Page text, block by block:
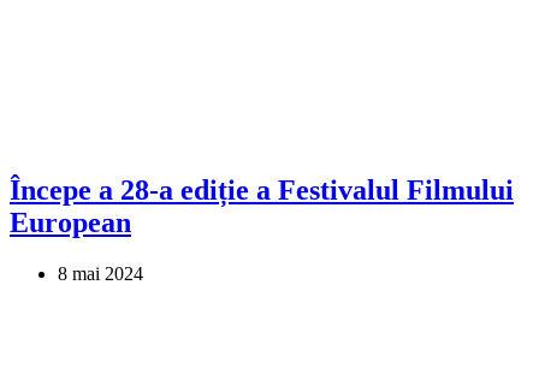
Începe a 28-a ediție a Festivalul Filmului
European
8 mai 2024